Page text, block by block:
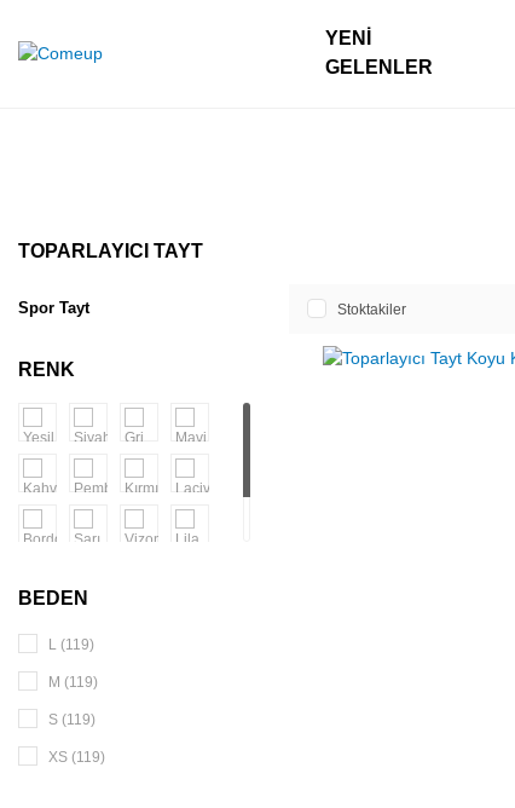
YENI
GELENLER
TOPARLAYICI TAYT
Spor Tayt
RENK
BEDEN
L (119)
M (119)
S (119)
XS (119)
Stoktakiler